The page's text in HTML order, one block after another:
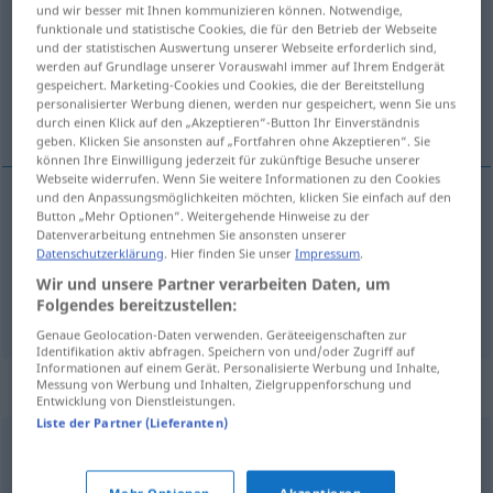
Übersicht aller Übersetzungen
(Für mehr Details die Übersetzung anklicken/antippen)
Vereinheitlichung Einigung
Vereinheitlichungf unification
Einigungf unification
Synonyme für "unification"
und wir besser mit Ihnen kommunizieren können. Notwendige,
funktionale und statistische Cookies, die für den Betrieb der Webseite
und der statistischen Auswertung unserer Webseite erforderlich sind,
werden auf Grundlage unserer Vorauswahl immer auf Ihrem Endgerät
gespeichert. Marketing-Cookies und Cookies, die der Bereitstellung
personalisierter Werbung dienen, werden nur gespeichert, wenn Sie uns
durch einen Klick auf den „Akzeptieren“-Button Ihr Einverständnis
geben. Klicken Sie ansonsten auf „Fortfahren ohne Akzeptieren“. Sie
können Ihre Einwilligung jederzeit für zukünftige Besuche unserer
Webseite widerrufen. Wenn Sie weitere Informationen zu den Cookies
und den Anpassungsmöglichkeiten möchten, klicken Sie einfach auf den
Button „Mehr Optionen“. Weitergehende Hinweise zu der
Datenverarbeitung entnehmen Sie ansonsten unserer
Datenschutzerklärung. Hier finden Sie unserImpressum.
Wir und unsere Partner verarbeiten Daten, um
Folgendes bereitzustellen:
Genaue Geolocation-Daten verwenden. Geräteeigenschaften zur
Identifikation aktiv abfragen. Speichern von und/oder Zugriff auf
Informationen auf einem Gerät. Personalisierte Werbung und Inhalte,
Messung von Werbung und Inhalten, Zielgruppenforschung und
Entwicklung von Dienstleistungen.
Liste der Partner (Lieferanten)